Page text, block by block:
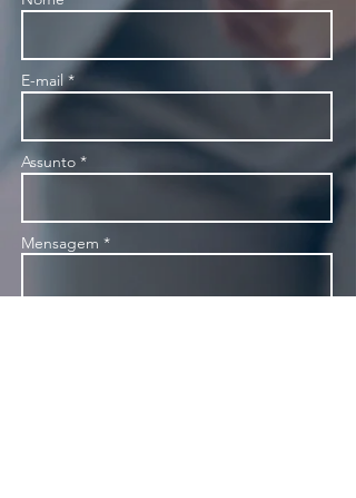
E-mail *
Assunto *
Mensagem *